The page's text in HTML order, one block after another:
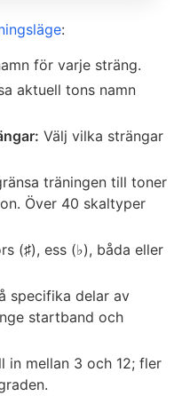
:
för varje sträng.
aktuell tons namn
Välj vilka strängar
träningen till toner
Över 40 skaltyper
(♯), ess (♭), båda eller
specifika delar av
startband och
in mellan 3 och 12; fler